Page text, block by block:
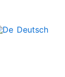
Deutsch